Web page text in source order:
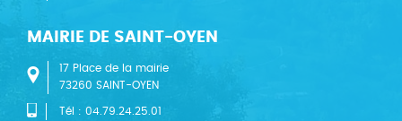
MAIRIE DE SAINT-OYEN
17 Place de la mairie
73260 SAINT-OYEN
Tél : 04.79.24.25.01